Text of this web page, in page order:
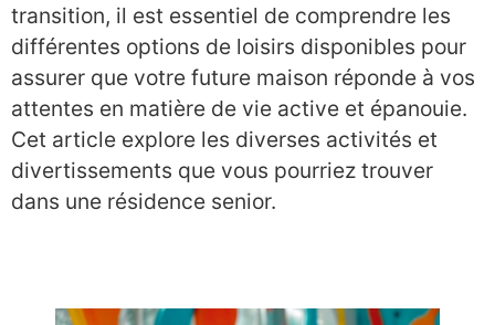
transition, il est essentiel de comprendre les
différentes options de loisirs disponibles pour
assurer que votre future maison réponde à vos
attentes en matière de vie active et épanouie.
Cet article explore les diverses activités et
divertissements que vous pourriez trouver
dans une résidence senior.